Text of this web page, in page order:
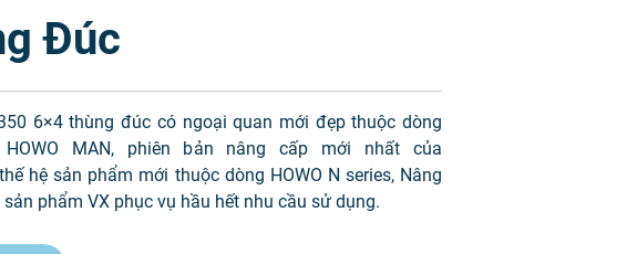
Đúc
6×4 thùng đúc có ngoại quan mới đẹp thuộc dòng
MAN, phiên bản nâng cấp mới nhất của
thế hệ sản phẩm mới thuộc dòng HOWO N series, Nâng
phẩm VX phục vụ hầu hết nhu cầu sử dụng.